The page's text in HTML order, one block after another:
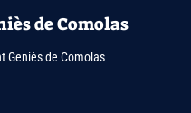
de Comolas
Geniès de Comolas